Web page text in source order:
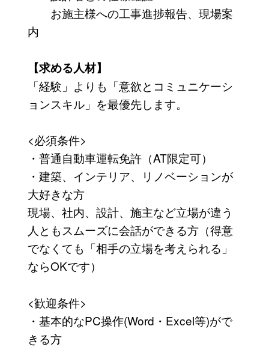
お施主様への工事進捗報告、現場案
内
【求める人材】
「経験」よりも「意欲とコミュニケーシ
ョンスキル」を最優先します。
<必須条件>
・普通自動車運転免許（AT限定可）
・建築、インテリア、リノベーションが
大好きな方
現場、社内、設計、施主など立場が違う
人ともスムーズに会話ができる方（得意
でなくても「相手の立場を考えられる」
ならOKです）
<歓迎条件>
・基本的なPC操作(Word・Excel等)がで
きる方